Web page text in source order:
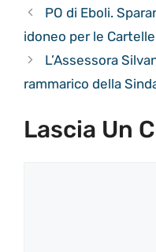
PO di Eboli.
idoneo per le
L’Assessora
rammarico della
Lascia Un